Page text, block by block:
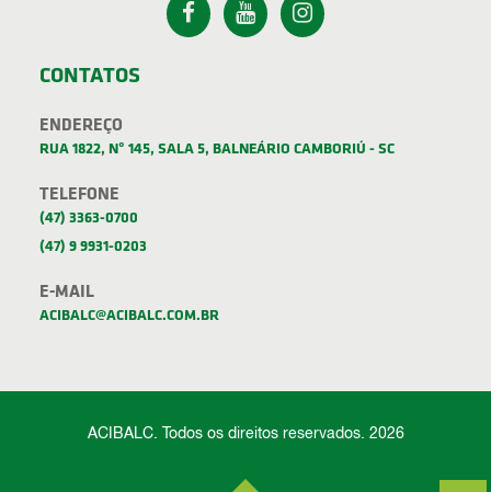
CONTATOS
ENDEREÇO
RUA 1822, Nº 145, SALA 5, BALNEÁRIO CAMBORIÚ - SC
TELEFONE
(47) 3363-0700
(47) 9 9931-0203
E-MAIL
ACIBALC@ACIBALC.COM.BR
ACIBALC. Todos os direitos reservados. 2026